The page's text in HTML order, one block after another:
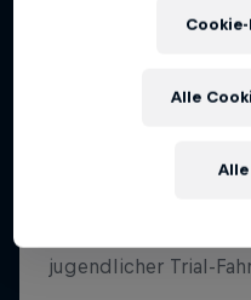
Alle
Alle